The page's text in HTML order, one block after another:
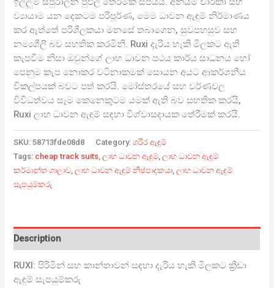
ව්‍යායාම යන දෙකටම පරිපූර්ණ, මෙම ධාවන ඇඳුම් නිර්මාණය
කර ඇත්තේ පරිශීලකයා මනසේ තබාගෙන, සුවපහසුව සහ
නම්‍යශීලී බව සහතික කරමිනි. Ruxi දැරිය හැකි මිලකට ඇති
කැපවීම නිසා ඔවුන්ගේ ලාභ ධාවන පථය කාර්ය සාධනය හෝ
පෙනුම කැප නොකර වටිනාකමක් සොයන අයට ආකර්ශනීය
විකල්පයක් බවට පත් කරයි. මෝස්තරයේ සහ වර්ණවල
විවිධත්වය සෑම කෙනෙකුටම යමක් ඇති බව සහතික කරයි,
Ruxi ලාභ ධාවන ඇඳුම් සඳහා විශ්වාසදායක තේරීමක් කරයි.
SKU:58713fde08d8 Category:ශරීර ඇඳුම්
Tags: cheap track suits ,ලාභ ධාවන ඇඳුම් ,ලාභ ධාවන ඇඳුම්
කර්මාන්ත ශාලාව ,ලාභ ධාවන ඇඳුම් නිෂ්පාදකයා ,ලාභ ධාවන ඇඳුම්
සැපයුම්කරු
Description
RUXI: පිරිමින් සහ කාන්තාවන් සඳහා දැරිය හැකි මිලකට ක්‍රීඩා
ඇඳුම් සැපයුම්කරු